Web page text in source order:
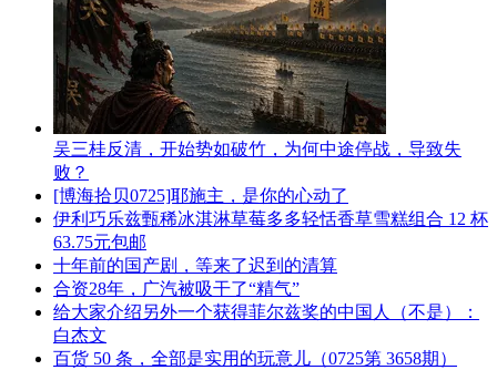
吴三桂反清，开始势如破竹，为何中途停战，导致失
败？
[博海拾贝0725]耶施主，是你的心动了
伊利巧乐兹甄稀冰淇淋草莓多多轻恬香草雪糕组合 12 杯
63.75元包邮
十年前的国产剧，等来了迟到的清算
合资28年，广汽被吸干了“精气”
给大家介绍另外一个获得菲尔兹奖的中国人（不是）：
白杰文
百货 50 条，全部是实用的玩意儿（0725第 3658期）